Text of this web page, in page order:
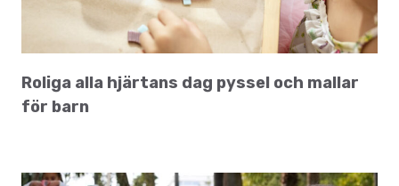
Roliga alla hjärtans dag pyssel och mallar
för barn